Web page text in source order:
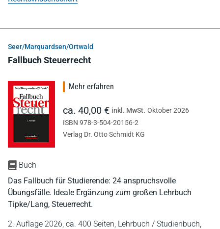
Seer/Marquardsen/Ortwald
Fallbuch Steuerrecht
Buch
Das Fallbuch für Studierende: 24 anspruchsvolle
Übungsfälle. Ideale Ergänzung zum großen Lehrbuch
Tipke/Lang, Steuerrecht.
2. Auflage 2026, ca. 400 Seiten, Lehrbuch / Studienbuch,
Mehr erfahren
ca. 40,00 € inkl. MwSt. Oktober 2026
ISBN 978-3-504-20156-2
Verlag Dr. Otto Schmidt KG